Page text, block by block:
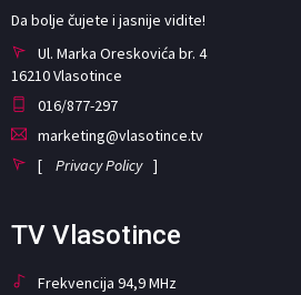
Da bolje čujete i jasnije vidite!
Ul. Marka Oreskovića br. 4
16210 Vlasotince
016/877-297
marketing@vlasotince.tv
[ Privacy Policy ]
TV Vlasotince
Frekvencija 94,9 MHz